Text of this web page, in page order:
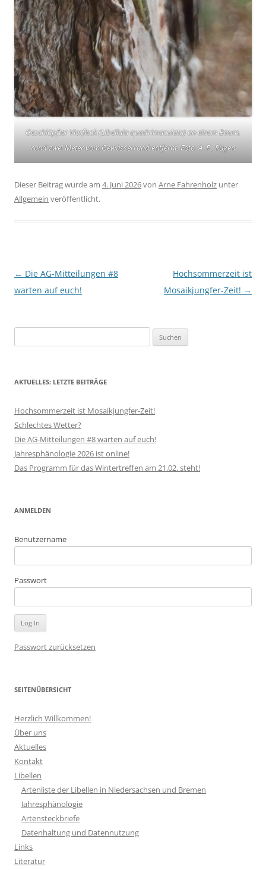
Geschlüpfter Vierfleck (Libellula quadrimaculata) an einem Baum,
rund zwei Meter vom Gewässerrand entfernt. Foto: A. F., Rügen
Dieser Beitrag wurde am 4. Juni 2026von Arne Fahrenholz unter
Allgemein veröffentlicht.
Beitragsnavigation
← Die AG-Mitteilungen #8
warten auf euch!
Hochsommerzeit ist
Mosaikjungfer-Zeit! →
nach:
AKTUELLES: LETZTE BEITRÄGE
Hochsommerzeit ist Mosaikjungfer-Zeit!
Schlechtes Wetter?
Die AG-Mitteilungen #8 warten auf euch!
Jahresphänologie 2026 ist online!
Das Programm für das Wintertreffen am 21.02. steht!
ANMELDEN
Benutzername
Passwort
Passwort zurücksetzen
SEITENÜBERSICHT
Herzlich Willkommen!
Über uns
Aktuelles
Kontakt
Libellen
Artenliste der Libellen in Niedersachsen und Bremen
Jahresphänologie
Artensteckbriefe
Datenhaltung und Datennutzung
Links
Literatur